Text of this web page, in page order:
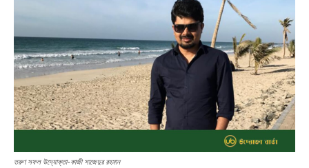
তরুণ সফল উদ্যোক্তা-কাজী সাজেদুর রহমান